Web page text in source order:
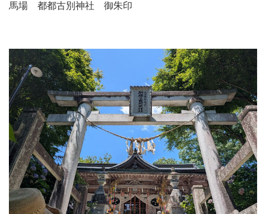
馬場 都都古別神社 御朱印